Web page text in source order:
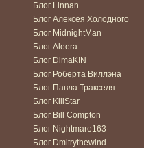
Блог Linnan
Блог Алексея Холодного
Блог MidnightMan
Блог Aleera
Блог DimaKIN
Блог Роберта Виллэна
Блог Павла Тракселя
Блог KillStar
Блог Bill Compton
Блог Nightmare163
Блог Dmitrythewind